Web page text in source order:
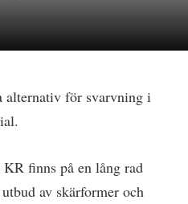
alternativ för svarvning i
finns på en lång rad
av skärformer och